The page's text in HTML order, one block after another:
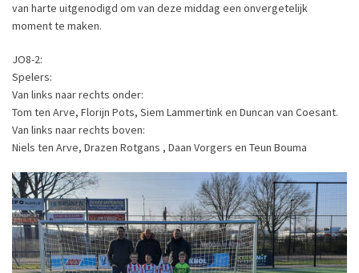
van harte uitgenodigd om van deze middag een onvergetelijk
moment te maken.
JO8-2:
Spelers:
Van links naar rechts onder:
Tom ten Arve, Florijn Pots, Siem Lammertink en Duncan van Coesant.
Van links naar rechts boven:
Niels ten Arve, Drazen Rotgans , Daan Vorgers en Teun Bouma